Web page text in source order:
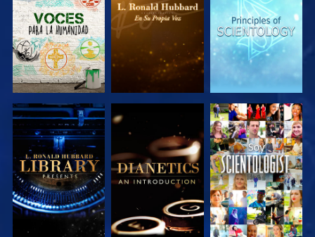
SERIES
SERIES
SERIES
EXPLORA LAS
SERIES
EXPLORA LAS
SERIES
VE